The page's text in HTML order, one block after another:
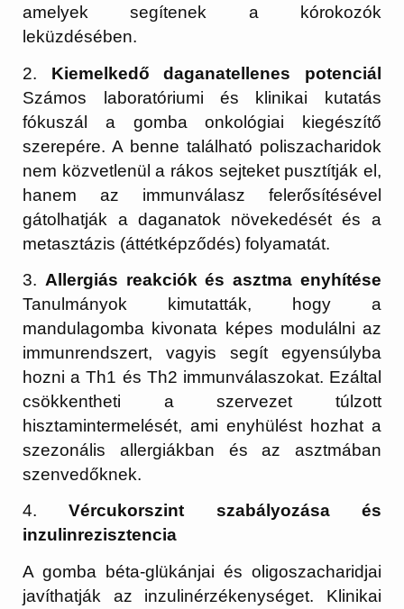
amelyek segítenek a kórokozók
leküzdésében.
2. Kiemelkedő daganatellenes potenciál
Számos laboratóriumi és klinikai kutatás
fókuszál a gomba onkológiai kiegészítő
szerepére. A benne található poliszacharidok
nem közvetlenül a rákos sejteket pusztítják el,
hanem az immunválasz felerősítésével
gátolhatják a daganatok növekedését és a
metasztázis (áttétképződés) folyamatát.
3. Allergiás reakciók és asztma enyhítése
Tanulmányok kimutatták, hogy a
mandulagomba kivonata képes modulálni az
immunrendszert, vagyis segít egyensúlyba
hozni a Th1 és Th2 immunválaszokat. Ezáltal
csökkentheti a szervezet túlzott
hisztamintermelését, ami enyhülést hozhat a
szezonális allergiákban és az asztmában
szenvedőknek.
4. Vércukorszint szabályozása és
inzulinrezisztencia
A gomba béta-glükánjai és oligoszacharidjai
javíthatják az inzulinérzékenységet. Klinikai